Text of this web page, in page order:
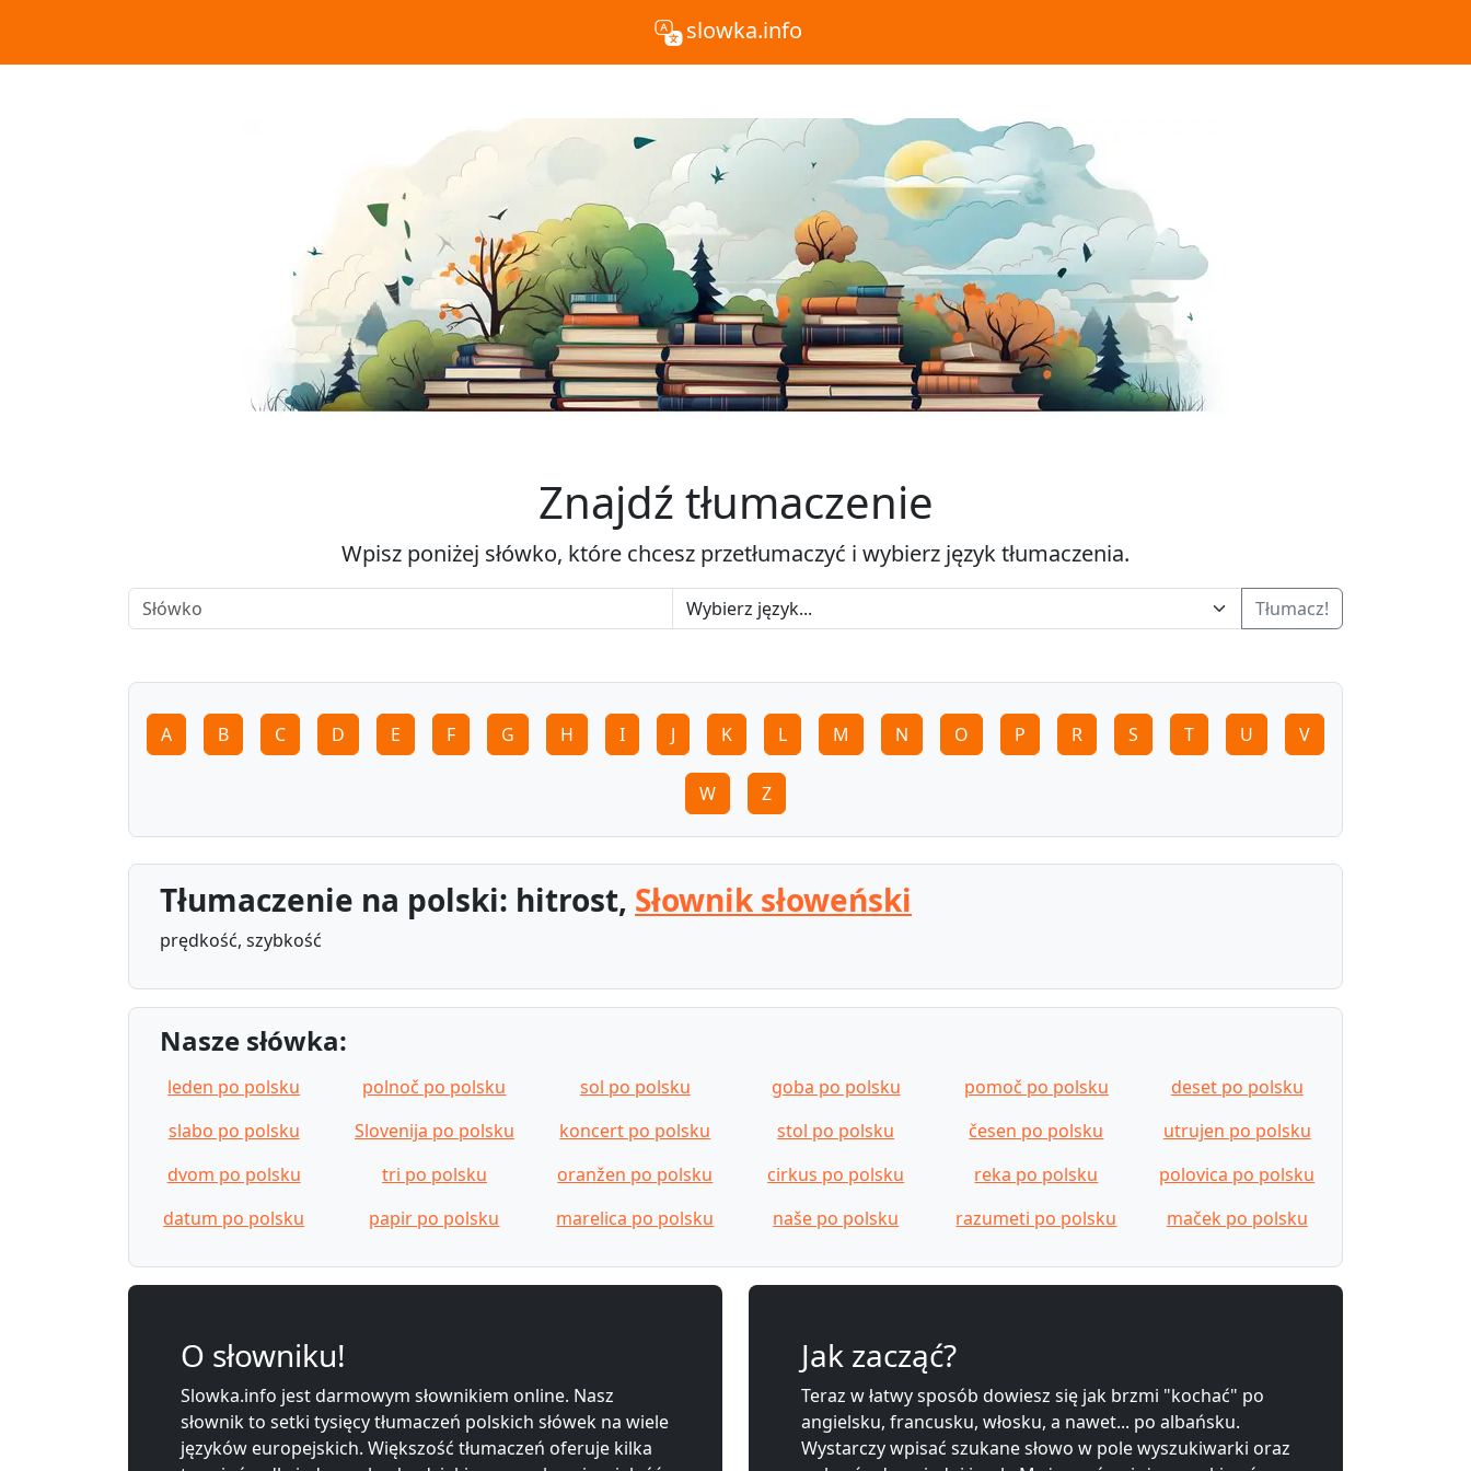
slowka.info
Znajdź tłumaczenie
Wpisz poniżej słówko, które chcesz przetłumaczyć i wybierz język tłumaczenia.
Tłumacz!
A B C D E F G H I J K L M N O P R S T U V
W Z
Tłumaczenie na polski: hitrost, Słownik słoweński
prędkość, szybkość
Nasze słówka:
leden po polsku polnoč po polsku sol po polsku goba po polsku pomoč po polsku
deset po polsku
slabo po polsku
Slovenija po polsku koncert po polsku stol po polsku česen po polsku
utrujen po polsku
dvom po polsku
tri po polsku oranžen po polsku cirkus po polsku reka po polsku
polovica po polsku
datum po polsku
papir po polsku marelica po polsku naše po polsku razumeti po polsku maček po polsku
O słowniku!
Slowka.info jest darmowym słownikiem online. Nasz
słownik to setki tysięcy tłumaczeń polskich słówek na wiele
języków europejskich. Większość tłumaczeń oferuje kilka
Jak zacząć?
Teraz w łatwy sposób dowiesz się jak brzmi "kochać" po
angielsku, francusku, włosku, a nawet... po albańsku.
Wystarczy wpisać szukane słowo w pole wyszukiwarki oraz